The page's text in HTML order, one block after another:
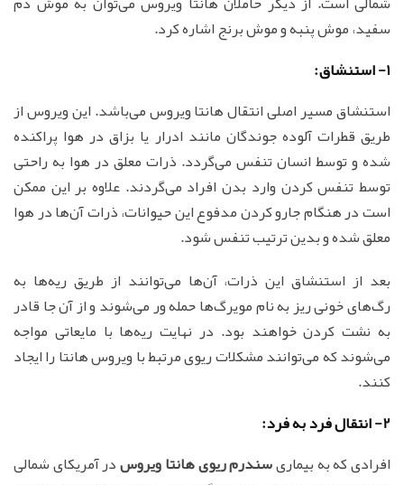
سفید، موش پنبه و موش برنج اشاره کرد.
1- استنشاق:
استنشاق مسیر اصلی انتقال هانتا ویروس می‌باشد. این ویروس از
طریق قطرات آلوده جوندگان مانند ادرار یا بزاق در هوا پراکنده
شده و توسط انسان تنفس می‌گردد. ذرات معلق در هوا به راحتی
توسط تنفس کردن وارد بدن افراد می‌گردند. علاوه بر این ممکن
است در هنگام جارو کردن مدفوع این حیوانات، ذرات آن‌ها در هوا
معلق شده و بدین ترتیب تنفس شود.
بعد از استنشاق این ذرات، آن‌ها می‌توانند از طریق ریه‌ها به
رگ‌های خونی ریز به نام مویرگ‌ها حمله ور می‌شوند و از آن جا قادر
به نشت کردن خواهند بود. در نهایت ریه‌ها با مایعاتی مواجه
می‌شوند که می‌توانند مشکلات ریوی مرتبط با ویروس‌ هانتا را ایجاد
کنند.
2- انتقال فرد به فرد:
افرادی که به بیماریسندرم ریوی هانتا ویروسدر آمریکای شمالی